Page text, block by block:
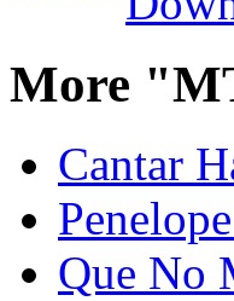
More
Cantar
Que No